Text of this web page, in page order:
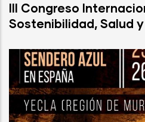
III Congreso
Sostenibilidad, Salud